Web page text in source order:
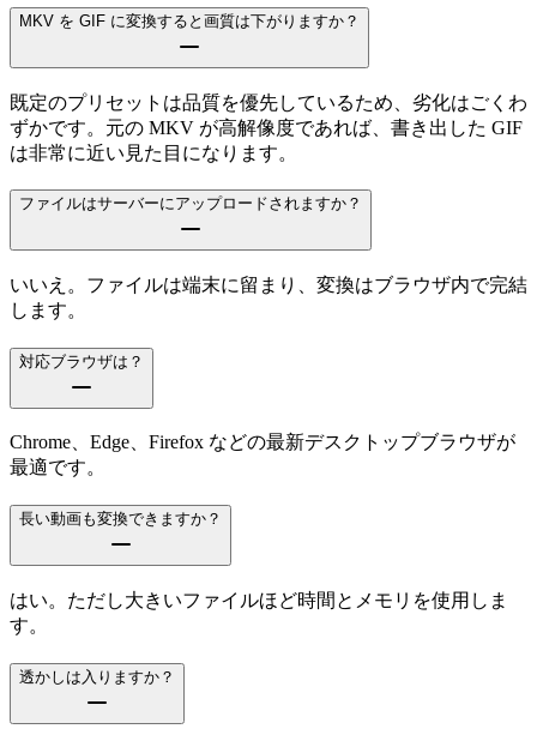
MKV を GIF に変換すると画質は下がりますか？
既定のプリセットは品質を優先しているため、劣化はごくわ
ずかです。元の MKV が高解像度であれば、書き出した GIF
は非常に近い見た目になります。
ファイルはサーバーにアップロードされますか？
いいえ。ファイルは端末に留まり、変換はブラウザ内で完結
します。
対応ブラウザは？
Chrome、Edge、Firefox などの最新デスクトップブラウザが
最適です。
長い動画も変換できますか？
はい。ただし大きいファイルほど時間とメモリを使用しま
す。
透かしは入りますか？